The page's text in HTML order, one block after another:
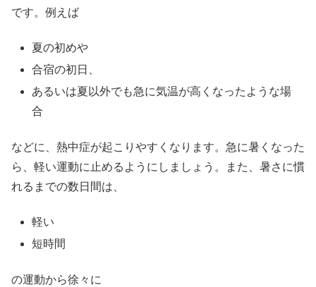
です。例えば
夏の初めや
合宿の初日、
あるいは夏以外でも急に気温が高くなったような場
合
などに、熱中症が起こりやすくなります。急に暑くなった
ら、軽い運動に止めるようにしましょう。また、暑さに慣
れるまでの数日間は、
軽い
短時間
の運動から徐々に